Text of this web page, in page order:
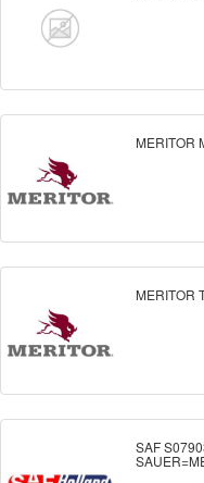
MERITOR
MERITOR
SAF